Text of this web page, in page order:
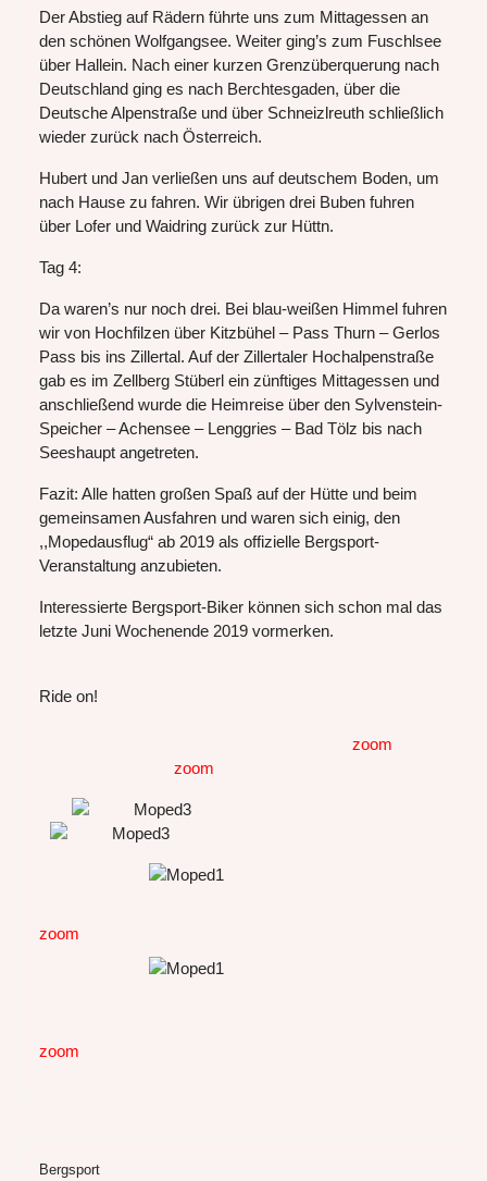
Der Abstieg auf Rädern führte uns zum Mittagessen an
den schönen Wolfgangsee. Weiter ging’s zum Fuschlsee
über Hallein. Nach einer kurzen Grenzüberquerung nach
Deutschland ging es nach Berchtesgaden, über die
Deutsche Alpenstraße und über Schneizlreuth schließlich
wieder zurück nach Österreich.
Hubert und Jan verließen uns auf deutschem Boden, um
nach Hause zu fahren. Wir übrigen drei Buben fuhren
über Lofer und Waidring zurück zur Hüttn.
Tag 4:
Da waren’s nur noch drei. Bei blau-weißen Himmel fuhren
wir von Hochfilzen über Kitzbühel – Pass Thurn – Gerlos
Pass bis ins Zillertal. Auf der Zillertaler Hochalpenstraße
gab es im Zellberg Stüberl ein zünftiges Mittagessen und
anschließend wurde die Heimreise über den Sylvenstein-
Speicher – Achensee – Lenggries – Bad Tölz bis nach
Seeshaupt angetreten.
Fazit: Alle hatten großen Spaß auf der Hütte und beim
gemeinsamen Ausfahren und waren sich einig, den
,,Mopedausflug“ ab 2019 als offizielle Bergsport-
Veranstaltung anzubieten.
Interessierte Bergsport-Biker können sich schon mal das
letzte Juni Wochenende 2019 vormerken.
Ride on!
zoom
zoom
zoom
zoom
Bergsport